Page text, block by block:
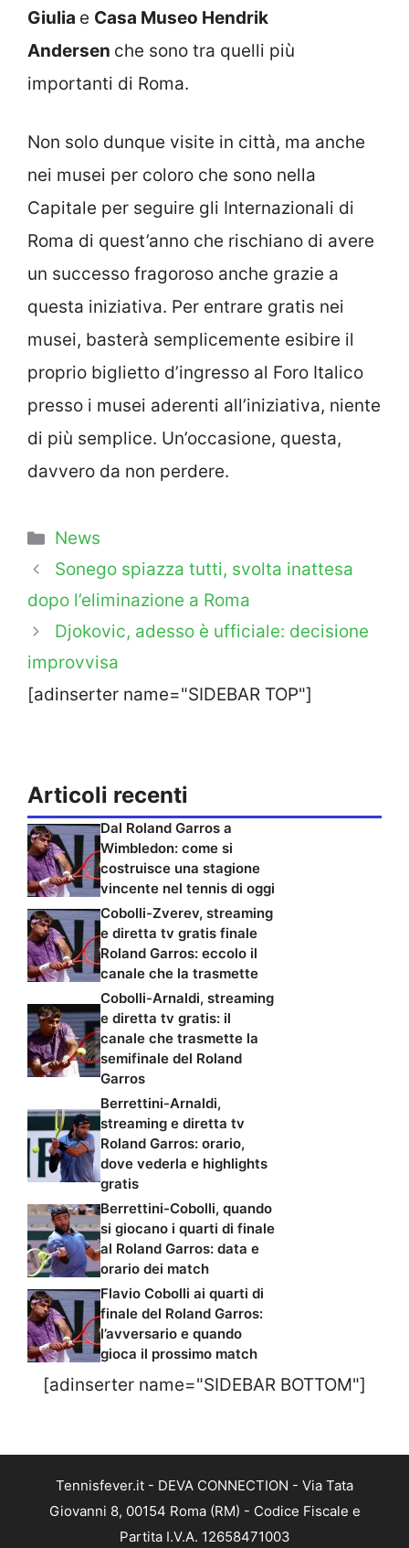
Giulia e Casa Museo Hendrik
Andersen che sono tra quelli più
importanti di Roma.
Non solo dunque visite in città, ma anche
nei musei per coloro che sono nella
Capitale per seguire gli Internazionali di
Roma di quest’anno che rischiano di avere
un successo fragoroso anche grazie a
questa iniziativa. Per entrare gratis nei
musei, basterà semplicemente esibire il
proprio biglietto d’ingresso al Foro Italico
presso i musei aderenti all’iniziativa, niente
di più semplice. Un’occasione, questa,
davvero da non perdere.
Categorie
News
Sonego spiazza tutti, svolta inattesa
dopo l’eliminazione a Roma
Djokovic, adesso è ufficiale: decisione
improvvisa
[adinserter name="SIDEBAR TOP"]
Articoli recenti
Dal Roland Garros a
Wimbledon: come si
costruisce una stagione
vincente nel tennis di oggi
Cobolli-Zverev, streaming
e diretta tv gratis finale
Roland Garros: eccolo il
canale che la trasmette
Cobolli-Arnaldi, streaming
e diretta tv gratis: il
canale che trasmette la
semifinale del Roland
Garros
Berrettini-Arnaldi,
streaming e diretta tv
Roland Garros: orario,
dove vederla e highlights
gratis
Berrettini-Cobolli, quando
si giocano i quarti di finale
al Roland Garros: data e
orario dei match
Flavio Cobolli ai quarti di
finale del Roland Garros:
l’avversario e quando
gioca il prossimo match
[adinserter name="SIDEBAR BOTTOM"]
Tennisfever.it - DEVA CONNECTION - Via Tata
Giovanni 8, 00154 Roma (RM) - Codice Fiscale e
Partita I.V.A. 12658471003